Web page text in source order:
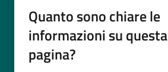
Quanto sono chiare le
informazioni su questa
pagina?